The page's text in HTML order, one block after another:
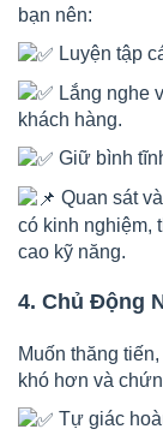
bạn nên:
Luyện tập
Lắng nghe
khách hàng.
Giữ bình
Quan sát
có kinh nghiệm,
cao kỹ năng.
4. Chủ Động
Muốn thăng
khó hơn và
Tự giác